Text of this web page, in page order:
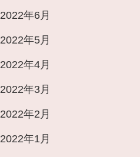
2022年6月
2022年5月
2022年4月
2022年3月
2022年2月
2022年1月